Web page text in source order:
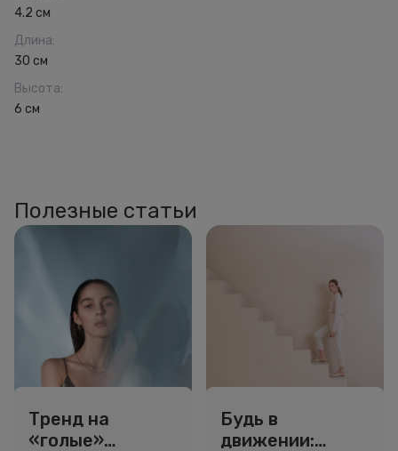
4.2 см
Длина:
30 см
Высота:
6 см
Полезные статьи
Тренд на
«голые»
Будь в
движении: